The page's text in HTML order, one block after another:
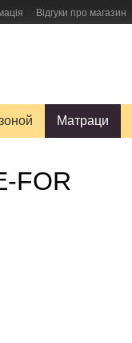
Відгуки про магазин
Матраци
FOR